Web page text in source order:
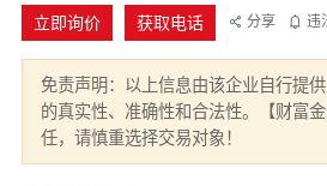
立即询价 获取电话 分享 违
免责声明：以上信息由该企业自行提
的真实性、准确性和合法性。【财富
任，请慎重选择交易对象！